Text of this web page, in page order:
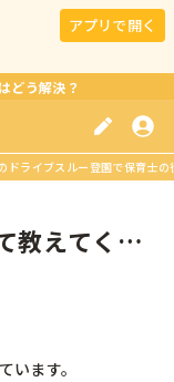
アプリで開く
どう解決？
ドライブスルー登園で保育士
教えてくだ
ます。